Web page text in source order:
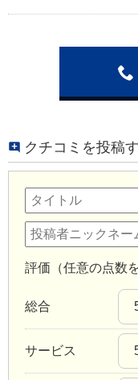
クチコミを投稿
評価（任意の点数
総合
サービス